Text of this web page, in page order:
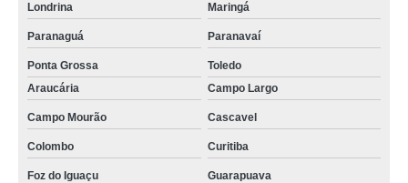
Londrina Maringá
Paranaguá Paranavaí
Ponta Grossa
Toledo
Araucária
Campo Largo
Campo Mourão Cascavel
Colombo Curitiba
Foz do Iguaçu Guarapuava